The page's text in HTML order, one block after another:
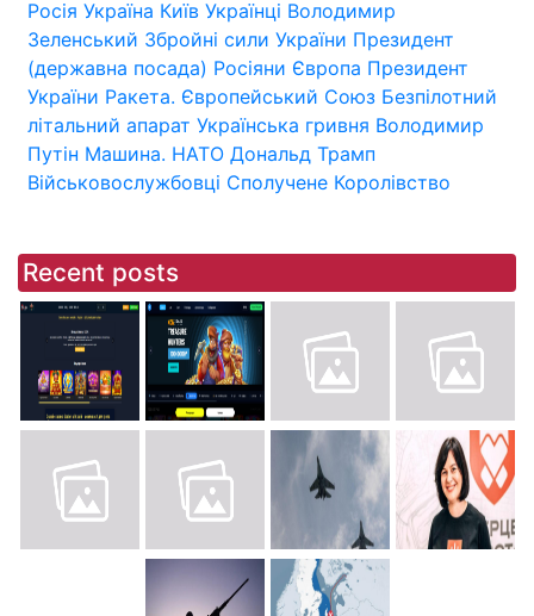
Росія Україна Київ Українці Володимир
Зеленський Збройні сили України Президент
(державна посада) Росіяни Європа Президент
України Ракета. Європейський Союз Безпілотний
літальний апарат Українська гривня Володимир
Путін Машина. НАТО Дональд Трамп
Військовослужбовці Сполучене Королівство
Recent posts